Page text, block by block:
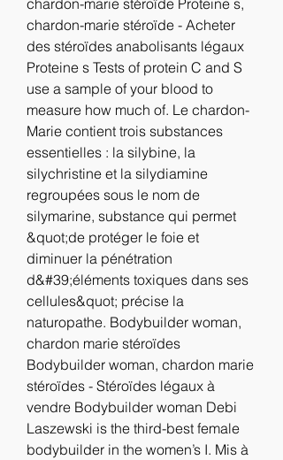
chardon-marie stéroïde Proteine s,
chardon-marie stéroïde - Acheter
des stéroïdes anabolisants légaux
Proteine s Tests of protein C and S
use a sample of your blood to
measure how much of. Le chardon-
Marie contient trois substances
essentielles : la silybine, la
silychristine et la silydiamine
regroupées sous le nom de
silymarine, substance qui permet
&quot;de protéger le foie et
diminuer la pénétration
d&#39;éléments toxiques dans ses
cellules&quot; précise la
naturopathe. Bodybuilder woman,
chardon marie stéroïdes
Bodybuilder woman, chardon marie
stéroïdes - Stéroïdes légaux à
vendre Bodybuilder woman Debi
Laszewski is the third-best female
bodybuilder in the women’s I. Mis à